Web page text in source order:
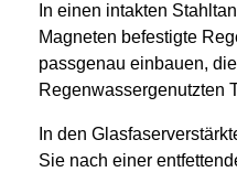
In einen intakten
Magneten befestigte
passgenau einbauen,
Regenwassergenutzten
In den
Sie nach einer